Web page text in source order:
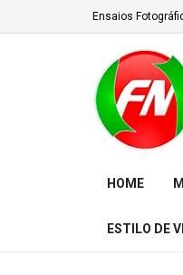
Ensaios
HOME
ESTILO DE